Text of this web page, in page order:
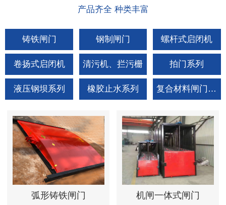
产品齐全 种类丰富
铸铁闸门 钢制闸门 螺杆式启闭机
卷扬式启闭机 清污机、拦污栅 拍门系列
液压钢坝系列 橡胶止水系列 复合材料闸门拍门
弧形铸铁闸门 机闸一体式闸门